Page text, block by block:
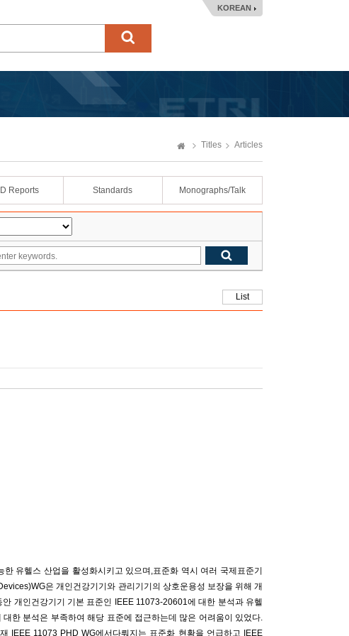
KOREAN
Titles Articles
Reports Standards Monographs/Talk
List
유헬스 산업을 활성화시키고 있으며,표준화 역시 여러 국제표준기
은 개인건강기기와 관리기기의 상호운용성 보장을 위해 개
개인건강기기 기본 표준인 IEEE 11073-20601에 대한 분석과 유헬
한 분석은 부족하여 해당 표준에 접근하는데 많은 어려움이 있었다.
IEEE 11073 PHD WG에서다뤄지는 표준화 현황을 언급하고 IEEE